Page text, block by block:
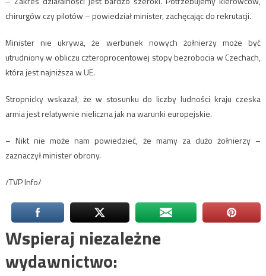
chirurgów czy pilotów – powiedział minister, zachęcając do rekrutacji.
Minister nie ukrywa, że werbunek nowych żołnierzy może być
utrudniony w obliczu czteroprocentowej stopy bezrobocia w Czechach,
która jest najniższa w UE.
Stropnicky wskazał, że w stosunku do liczby ludności kraju czeska
armia jest relatywnie nieliczna jak na warunki europejskie.
– Nikt nie może nam powiedzieć, że mamy za dużo żołnierzy –
zaznaczył minister obrony.
/TVP Info/
Wspieraj niezależne
wydawnictwo: